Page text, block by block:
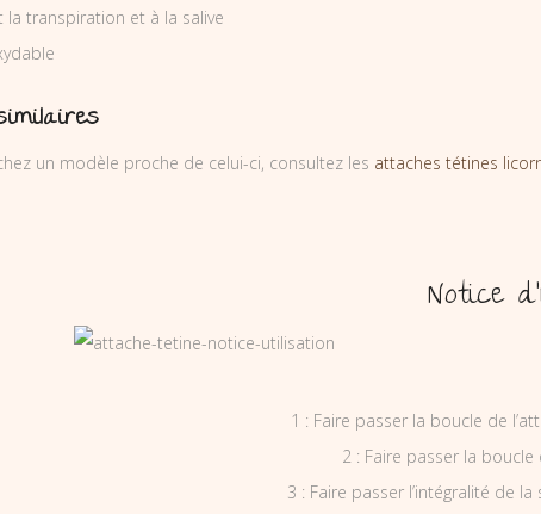
la transpiration et à la salive
un modèle proche de celui-ci, consultez les attaches tétines
Notice
1 : Faire passer la boucle de
2 : Faire passer la
3 : Faire passer l’intégralité de